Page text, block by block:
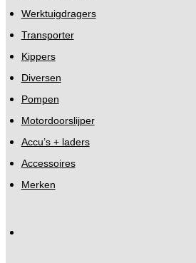
Werktuigdragers
Transporter
Kippers
Diversen
Pompen
Motordoorslijper
Accu’s + laders
Accessoires
Merken